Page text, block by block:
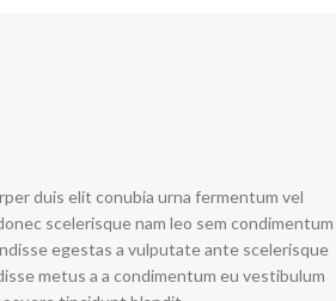
duis elit conubia urna fermentum vel
scelerisque nam leo sem condimentum
egestas a vulputate ante scelerisque
metus a a condimentum eu vestibulum